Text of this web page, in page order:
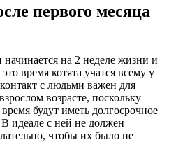
первого месяца
на 2 неделе жизни и
время котята учатся всему у
с людьми важен для
возрасте, поскольку
будут иметь долгосрочное
идеале с ней не должен
чтобы их было не